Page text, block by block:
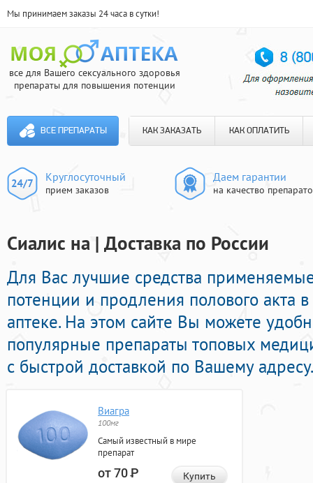
Мы принимаем заказы 24 часа в сутки!
все для Вашего сексуального здоровья
препараты для повышения потенции
ВСЕ ПРЕПАРАТЫ КАК ЗАКАЗАТЬ КАК ОПЛАТИТЬ
Круглосуточный
прием заказов
Даем гарантии
на качество
Сиалис на | Доставка по России
Для Вас лучшие средства
потенции и продления полового акта
аптеке. На этом сайте Вы можете
популярные препараты топовых
с быстрой доставкой по Вашему адресу.
Виагра
100мг
Самый известный в мире
препарат
от 70Р Купить